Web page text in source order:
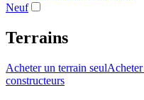
Neuf
Terrains
Acheter un terrain seul
constructeurs